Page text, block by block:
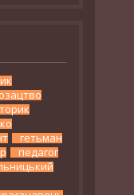
гетьман
педагог